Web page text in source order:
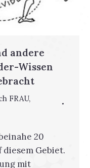
andere
Wissen
FRAU,
20
Gebiet.
mit